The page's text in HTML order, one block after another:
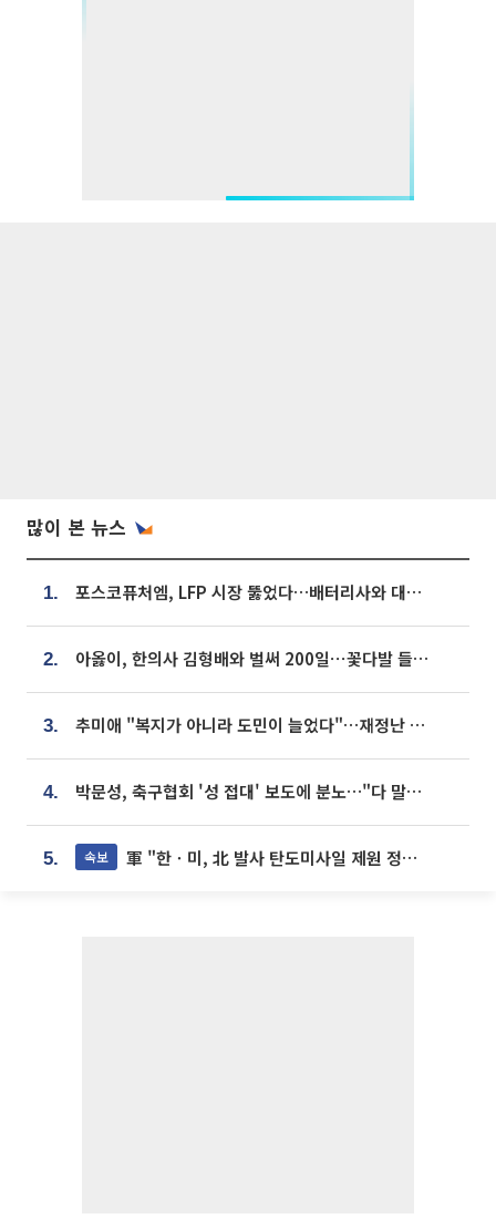
많이 본 뉴스
1. 포스코퓨처엠, LFP 시장 뚫었다…배터리사와 대규모 장기 공급 합의
2. 아옳이, 한의사 김형배와 벌써 200일⋯꽃다발 들고 "프러포즈 아냐"
3. 추미애 "복지가 아니라 도민이 늘었다"…재정난 책임론 정면돌파
4. 박문성, 축구협회 '성 접대' 보도에 분노…"다 말아먹으려고 작정했나"
5. 속보 軍 "한ㆍ미, 北 발사 탄도미사일 제원 정밀분석 중"